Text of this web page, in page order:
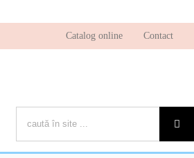
Catalog online Contact